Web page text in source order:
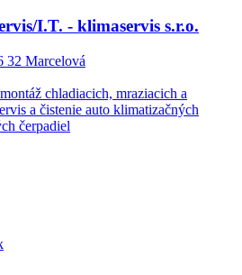
I.T. - klimaservis s.r.o.
32 Marcelová
chladiacich, mraziacich a
a čistenie auto klimatizačných
čerpadiel